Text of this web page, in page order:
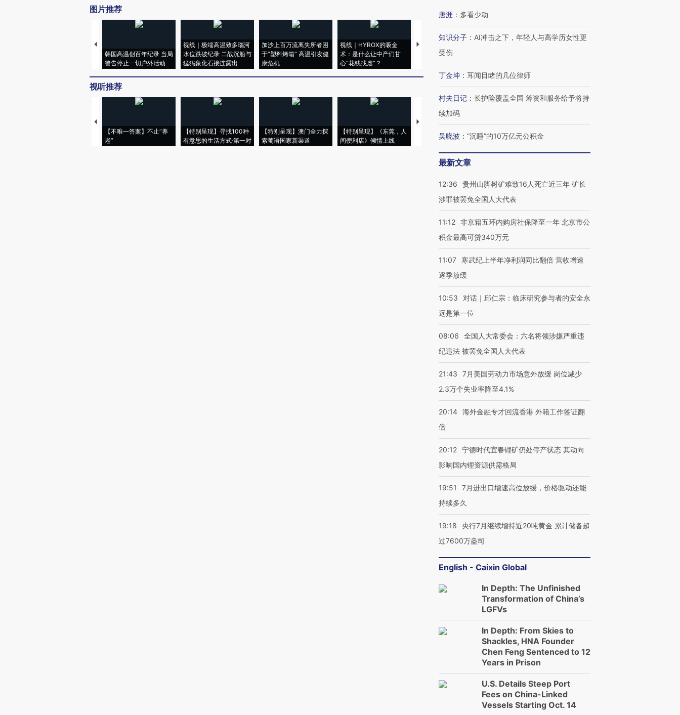
图片推荐
韩国高温创百年纪录 当局
警告停止一切户外活动
视线｜极端高温致多瑙河
水位跌破纪录 二战沉船与
猛犸象化石接连露出
加沙上百万流离失所者困
于“塑料烤箱” 高温引发健
康危机
视线｜HYROX的吸金
术：是什么让中产们甘
心“花钱找虐”？
马航飞行员跨国走私7万
粒摇头丸 尿检体内含3种
育部长拱下台
飞地休达
视听推荐
【不唯一答案】不止“养
老”
【特别呈现】寻找100种
有意思的生活方式·第一对
【特别呈现】澳门全力探
索葡语国家新渠道
【特别呈现】《东莞，人
间便利店》倾情上线
【推广】走进第四届链博
会，让数智科技“链”接产
【特别呈现】寻找100种
有意思的生活方式·第三对
唐涯 ： 多看少动
知识分子 ： AI冲击之下，年轻人与高学历女性更
受伤
丁金坤 ： 耳闻目睹的几位律师
村夫日记 ： 长护险覆盖全国 筹资和服务给予将持
续加码
吴晓波 ： “沉睡”的10万亿元公积金
最新文章
12:36
贵州山脚树矿难致16人死亡近三年 矿长
涉罪被罢免全国人大代表
11:12 非京籍五环内购房社保降至一年 北京市公
积金最高可贷340万元
11:07
寒武纪上半年净利润同比翻倍 营收增速
逐季放缓
10:53
对话｜邱仁宗：临床研究参与者的安全永
远是第一位
08:06
全国人大常委会：六名将领涉嫌严重违
纪违法 被罢免全国人大代表
21:43
7月美国劳动力市场意外放缓 岗位减少
2.3万个失业率降至4.1%
20:14 海外金融专才回流香港 外籍工作签证翻
倍
20:12 宁德时代宜春锂矿仍处停产状态 其动向
影响国内锂资源供需格局
19:51
7月进出口增速高位放缓，价格驱动还能
持续多久
19:18
央行7月继续增持近20吨黄金 累计储备超
过7600万盎司
English - Caixin Global
In Depth: The Unfinished
Transformation of China’s
LGFVs
In Depth: From Skies to
Shackles, HNA Founder
Chen Feng Sentenced to 12
Years in Prison
U.S. Details Steep Port
Fees on China-Linked
Vessels Starting Oct. 14